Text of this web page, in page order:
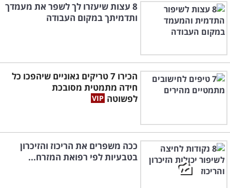
8 עצות שיעזרו לך לשפר את מעמדך
ותדמיתך במקום העבודה
הכירו 7 טריקים גאוניים שיהפכו כל
חידה מתמטית מסובכת
לפשוטה
ככה משפרים את הריכוז והזיכרון
בטבעיות לפי רפואת המזרח...